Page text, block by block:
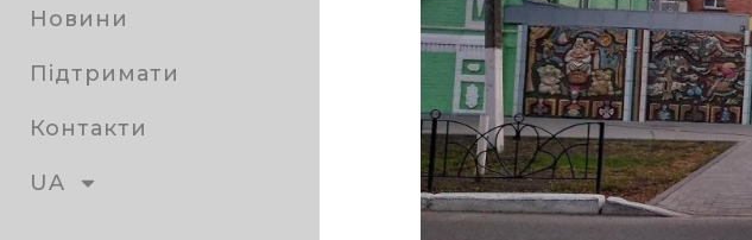
Новини
Підтримати
Контакти
UA